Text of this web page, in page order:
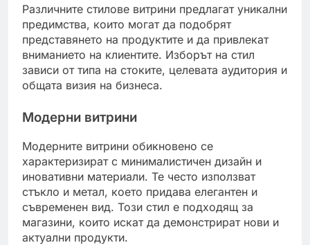
Различните стилове витрини предлагат уникални
предимства, които могат да подобрят
представянето на продуктите и да привлекат
вниманието на клиентите. Изборът на стил
зависи от типа на стоките, целевата аудитория и
общата визия на бизнеса.
Модерни витрини
Модерните витрини обикновено се
характеризират с минималистичен дизайн и
иновативни материали. Те често използват
стъкло и метал, което придава елегантен и
съвременен вид. Този стил е подходящ за
магазини, които искат да демонстрират нови и
актуални продукти.